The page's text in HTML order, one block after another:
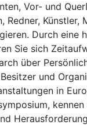
Vor- und
Redner, Künstler,
Durch eine
Sie sich
über
und
in